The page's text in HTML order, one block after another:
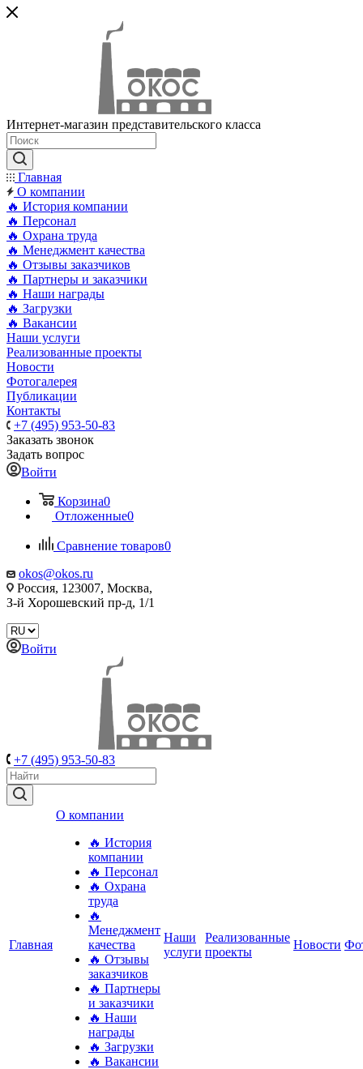
Интернет-магазин представительского класса
Главная
О компании
🔥 История компании
🔥 Персонал
🔥 Охрана труда
🔥 Менеджмент качества
🔥 Отзывы заказчиков
🔥 Партнеры и заказчики
🔥 Наши награды
🔥 Загрузки
🔥 Вакансии
Наши услуги
Реализованные проекты
Новости
Фотогалерея
Публикации
Контакты
+7 (495) 953-50-83
Заказать звонок
Задать вопрос
Войти
Корзина0
Отложенные0
Сравнение товаров0
okos@okos.ru
Россия, 123007, Москва,
З-й Хорошевский пр-д, 1/1
Войти
+7 (495) 953-50-83
Главная
О компании
🔥 История
компании
🔥 Персонал
🔥 Охрана
труда
🔥
Менеджмент
качества
🔥 Отзывы
заказчиков
🔥 Партнеры
и заказчики
🔥 Наши
награды
🔥 Загрузки
🔥 Вакансии
Наши
услуги
Реализованные
проекты
Новости